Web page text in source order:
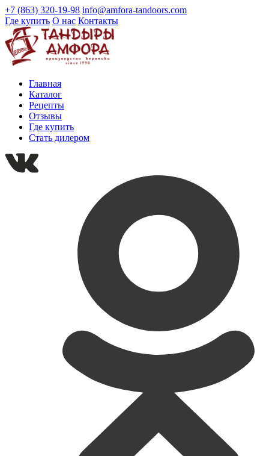
+7 (863) 320-19-98 info@amfora-tandoors.com
Где купить О нас Контакты
Главная
Каталог
Рецепты
Отзывы
Где купить
Стать дилером